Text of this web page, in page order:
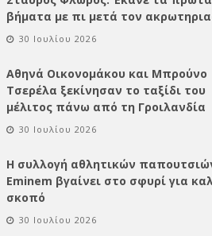
βήματα με πι μετά τον
30 Ιουλίου 2026
Αθηνά Οικονομάκου και Μπρούνο
Τσερέλα ξεκίνησαν το ταξίδι του
μέλιτος πάνω από τη Γροιλανδία
30 Ιουλίου 2026
Η συλλογή αθλητικών
Eminem βγαίνει στο σφυρί για
σκοπό
30 Ιουλίου 2026